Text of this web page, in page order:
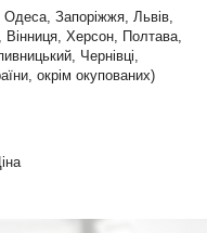
Одеса, Запоріжжя, Львів,
Вінниця, Херсон, Полтава,
Чернівці,
окрім окупованих)